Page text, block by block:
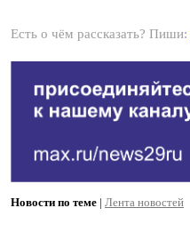
Есть о чём рассказать? Пиши:
Новости по теме | Лента новостей